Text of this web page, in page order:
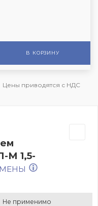
В КОРЗИНУ
Цены приводятся с НДС
М 1,5-
Не применимо